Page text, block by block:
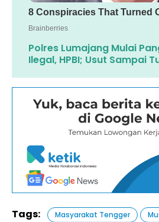
Polres Lumajang Mulai
Ilegal, HPBI; Usut Sampai
Tags: Masyarakat Tengger